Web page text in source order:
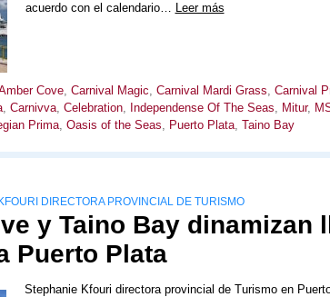
acuerdo con el calendario… Leer más
Cove, Carnival Magic, Carnival Mardi Grass, Carnival
, Carnivva, Celebration, Independense Of The Seas, Mitur,
Prima, Oasis of the Seas, Puerto Plata, Taino Bay
DIRECTORA PROVINCIAL DE TURISMO
y Taino Bay dinamizan
Puerto Plata
Stephanie Kfouri directora provincial de Turismo en